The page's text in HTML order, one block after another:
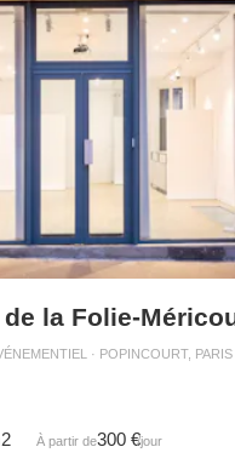
la Folie-
· POPINCOURT, PARIS
À partir de300 €/jour